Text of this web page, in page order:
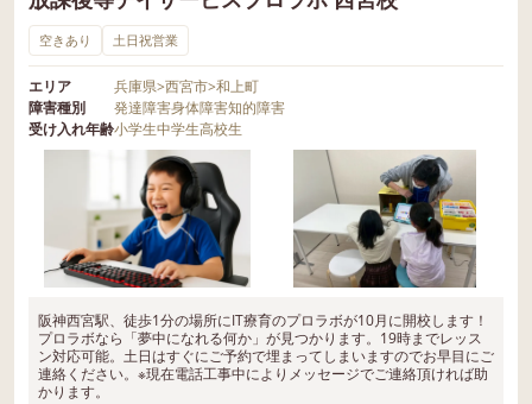
空きあり 土日祝営業
エリア 兵庫県>西宮市>和上町
障害種別
発達障害身体障害知的障害
受け入れ年齢小学生中学生高校生
阪神西宮駅、徒歩1分の場所にIT療育のプロラボが10月に開校します！
プロラボなら「夢中になれる何か」が見つかります。19時までレッス
ン対応可能。土日はすぐにご予約で埋まってしまいますのでお早目にご
連絡ください。※現在電話工事中によりメッセージでご連絡頂ければ助
かります。